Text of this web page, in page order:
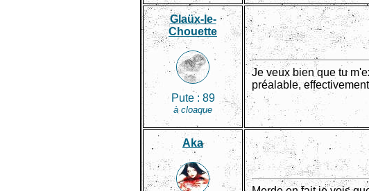
Glaüx-le-
Chouette
Pute : 89
à cloaque
Je veux bien que tu
préalable,
Aka